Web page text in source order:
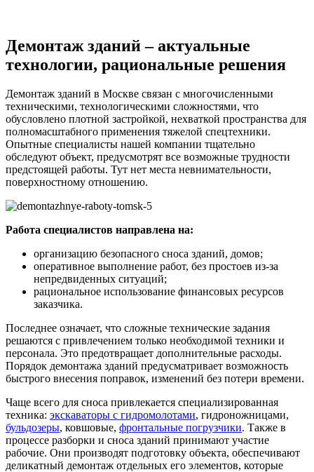
Демонтаж зданий – актуальные
технологии, рациональные решения
Демонтаж зданий в Москве связан с многочисленными
техническими, технологическими сложностями, что
обусловлено плотной застройкой, нехваткой пространства для
полномасштабного применения тяжелой спецтехники.
Опытные специалисты нашей компании тщательно
обследуют объект, предусмотрят все возможные трудности
предстоящей работы. Тут нет места невнимательности,
поверхностному отношению.
Работа специалистов направлена на:
организацию безопасного сноса зданий, домов;
оперативное выполнение работ, без простоев из-за
непредвиденных ситуаций;
рациональное использование финансовых ресурсов
заказчика.
Последнее означает, что сложные технические задания
решаются с привлечением только необходимой техники и
персонала. Это предотвращает дополнительные расходы.
Порядок демонтажа зданий предусматривает возможность
быстрого внесения поправок, изменений без потери времени.
Чаще всего для сноса привлекается специализированная
техника: экскаваторы с гидромолотами, гидроножницами,
бульдозеры, ковшовые, фронтальные погрузчики. Также в
процессе разборки и сноса зданий принимают участие
рабочие. Они производят подготовку объекта, обеспечивают
деликатный демонтаж отдельных его элементов, которые